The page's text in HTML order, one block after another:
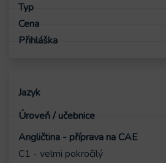
Angličtina - příprava na CAE
C1 - velmi pokročilý